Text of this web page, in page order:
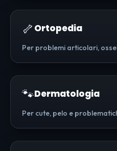
🦴 Ortopedia
Per problemi articolari,
🐾Dermatologia
Per cute, pelo e